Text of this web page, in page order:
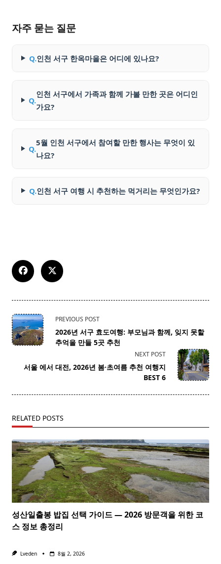
자주 묻는 질문
Q.인천 서구 한옥마을은 어디에 있나요?
Q.
인천 서구에서 가족과 함께 가볼 만한 곳은 어디인
가요?
Q.
5월 인천 서구에서 참여할 만한 행사는 무엇이 있
나요?
Q.인천 서구 여행 시 추천하는 먹거리는 무엇인가요?
<span
class="nav-
subtitle
reader-
PREVIOUS POST
2026년 서구 효도여행: 부모님과 함께, 잊지 못할
추억을 만들 5곳 추천
NEXT POST
서울 에서 대전, 2026년 봄·초여름 추천 여행지
BEST 6
RELATED POSTS
성산일출봉 밥집 선택 가이드 — 2026 방문객을 위한 코
스 정보 총정리
Lveden 8월 2, 2026